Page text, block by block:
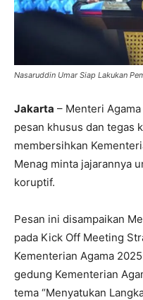
Nasaruddin Umar Siap Lakukan
Jakarta – Menteri
pesan khusus dan tegas
membersihkan
Menag minta jajarannya
koruptif.
Pesan ini disampaikan
pada Kick Off Meeting
Kementerian Agama
gedung Kementerian
tema “Menyatukan